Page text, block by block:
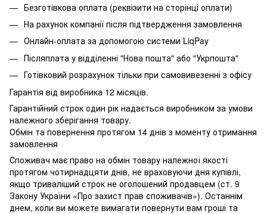
Безготівкова оплата (реквізити на сторінці оплати)
На рахунок компанії після підтвердження замовлення
Онлайн-оплата за допомогою системи LiqPay
Післяплата у відділенні "Нова пошта" або "Укрпошта"
Готівковий розрахунок тільки при самовивезенні з офісу
Гарантія від виробника 12 місяців.
Гарантійний строк один рік надається виробником за умови
належного зберігання товару.
Обмін та повернення протягом 14 днів з моменту отримання
замовлення
Споживач має право на обмін товару належної якості
протягом чотирнадцяти днів, не враховуючи дня купівлі,
якщо триваліший строк не оголошений продавцем (ст. 9
Закону України «Про захист прав споживачів»). Останнім
днем, коли ви можете вимагати повернути вам гроші та